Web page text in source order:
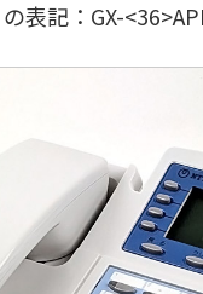
表記：GX-